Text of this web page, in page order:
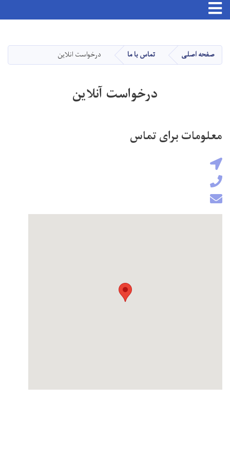
main
content
Toggle navigation
صفحه اصلی تماس با ما درخواست انلاین
درخواست آنلاین
معلومات برای تماس